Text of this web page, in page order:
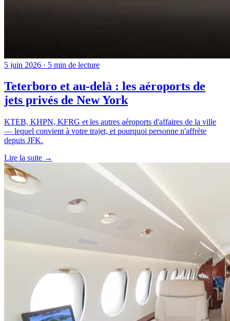
5 juin 2026 · 5 min de lecture
Teterboro et au-delà : les aéroports de
jets privés de New York
KTEB, KHPN, KFRG et les autres aéroports d'affaires de la ville
— lequel convient à votre trajet, et pourquoi personne n'affrète
depuis JFK.
Lire la suite →